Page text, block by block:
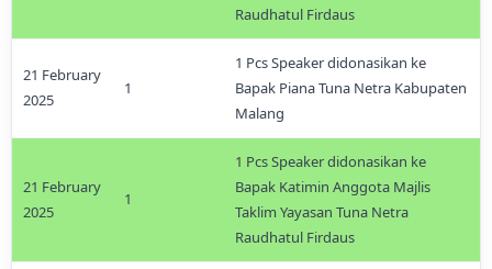
Raudhatul Firdaus
21 February
2025
1
1 Pcs Speaker didonasikan ke
Bapak Piana Tuna Netra Kabupaten
Malang
21 February
2025
1
1 Pcs Speaker didonasikan ke
Bapak Katimin Anggota Majlis
Taklim Yayasan Tuna Netra
Raudhatul Firdaus